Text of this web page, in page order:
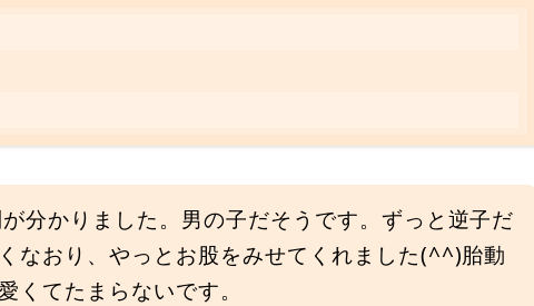
分かりました。男の子だそうです。ずっと逆子だ
なおり、やっとお股をみせてくれました(^^)胎動
くてたまらないです。